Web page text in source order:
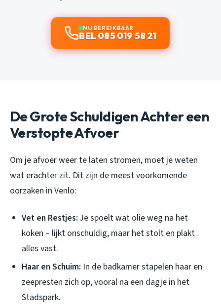
NU BEREIKBAAR
BEL 085 019 58 21
De Grote Schuldigen Achter een
Verstopte Afvoer
Om je afvoer weer te laten stromen, moet je weten
wat erachter zit. Dit zijn de meest voorkomende
oorzaken in Venlo:
Vet en Restjes: Je spoelt wat olie weg na het
koken – lijkt onschuldig, maar het stolt en plakt
alles vast.
Haar en Schuim: In de badkamer stapelen haar en
zeepresten zich op, vooral na een dagje in het
Stadspark.